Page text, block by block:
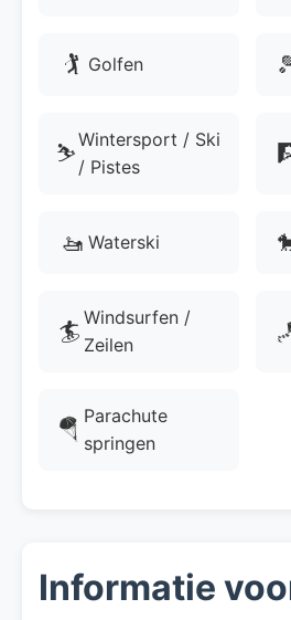
🏌 Golfen
⛷️
Wintersport / Ski
/ Pistes
🚤 Waterski
🏄
Windsurfen /
Zeilen
🪂
Parachute
springen
Informatie